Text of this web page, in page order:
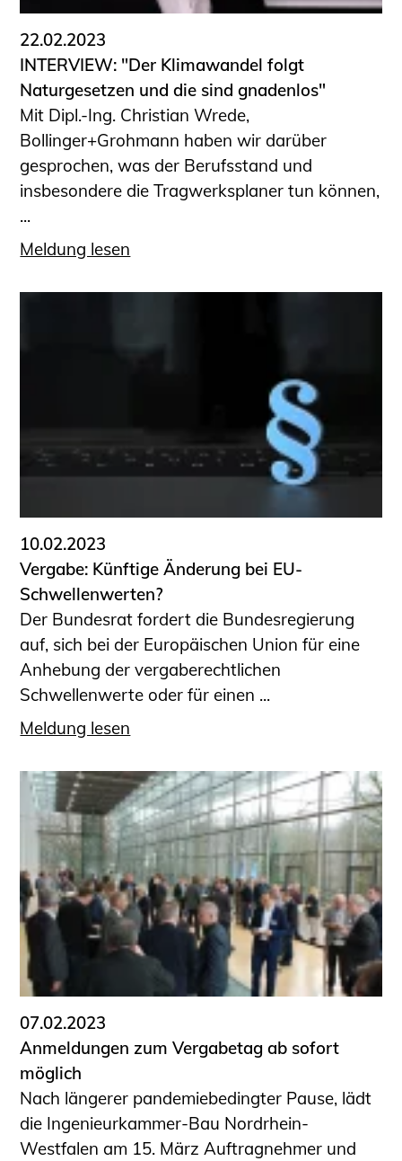
22.02.2023
INTERVIEW: "Der Klimawandel folgt
Naturgesetzen und die sind gnadenlos"
Mit Dipl.-Ing. Christian Wrede,
Bollinger+Grohmann haben wir darüber
gesprochen, was der Berufsstand und
insbesondere die Tragwerksplaner tun können,
...
Meldung lesen
10.02.2023
Vergabe: Künftige Änderung bei EU-
Schwellenwerten?
Der Bundesrat fordert die Bundesregierung
auf, sich bei der Europäischen Union für eine
Anhebung der vergaberechtlichen
Schwellenwerte oder für einen ...
Meldung lesen
07.02.2023
Anmeldungen zum Vergabetag ab sofort
möglich
Nach längerer pandemiebedingter Pause, lädt
die Ingenieurkammer-Bau Nordrhein-
Westfalen am 15. März Auftragnehmer und